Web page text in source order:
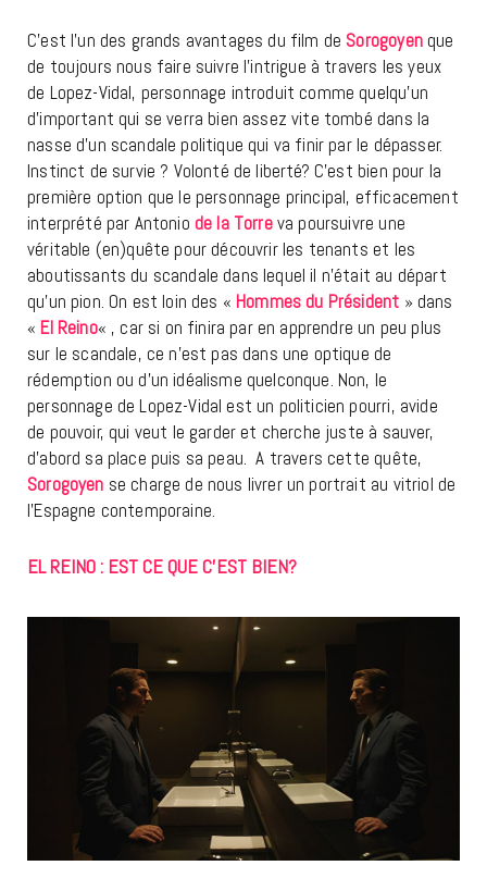
C’est l’un des grands avantages du film de Sorogoyen que
de toujours nous faire suivre l’intrigue à travers les yeux
de Lopez-Vidal, personnage introduit comme quelqu’un
d’important qui se verra bien assez vite tombé dans la
nasse d’un scandale politique qui va finir par le dépasser.
Instinct de survie ? Volonté de liberté? C’est bien pour la
première option que le personnage principal, efficacement
interprété par Antonio de la Torreva poursuivre une
véritable (en)quête pour découvrir les tenants et les
aboutissants du scandale dans lequel il n’était au départ
qu’un pion. On est loin des « Hommes du Président » dans
« El Reino« , car si on finira par en apprendre un peu plus
sur le scandale, ce n’est pas dans une optique de
rédemption ou d’un idéalisme quelconque. Non, le
personnage de Lopez-Vidal est un politicien pourri, avide
de pouvoir, qui veut le garder et cherche juste à sauver,
d’abord sa place puis sa peau. A travers cette quête,
Sorogoyen se charge de nous livrer un portrait au vitriol de
l’Espagne contemporaine.
EL REINO : EST CE QUE C’EST BIEN?